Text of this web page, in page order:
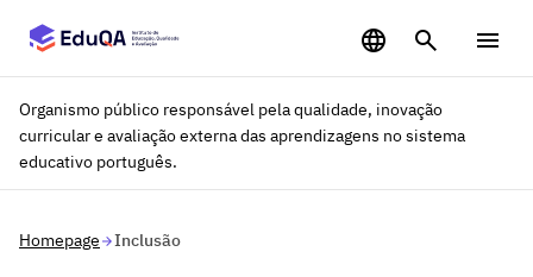
Organismo público responsável pela qualidade, inovação
curricular e avaliação externa das aprendizagens no sistema
educativo português.
Homepage Inclusão